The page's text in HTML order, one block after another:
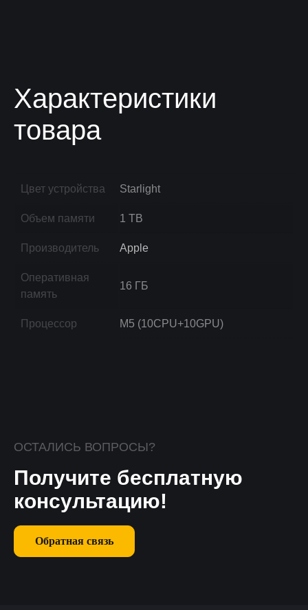
Характеристики
товара
Цвет устройства Starlight
Объем памяти 1 TB
Производитель Apple
Оперативная
память
16 ГБ
Процессор M5 (10CPU+10GPU)
ОСТАЛИСЬ ВОПРОСЫ?
Получите бесплатную
консультацию!
Обратная связь